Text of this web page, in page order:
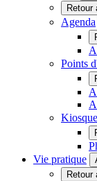
Retour
Agenda
Points
Kiosque
Vie pratique
Retour